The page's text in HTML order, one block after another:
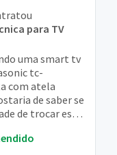
para TV
uma smart tv
tc-
com atela
de saber se
de trocar esta